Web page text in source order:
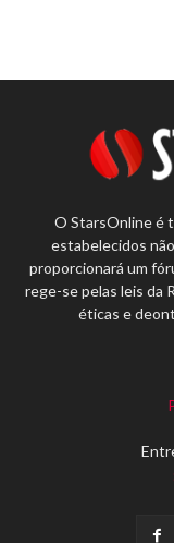
O StarsOnline é
estabelecidos
proporcionará um
rege-se pelas leis da
éticas e